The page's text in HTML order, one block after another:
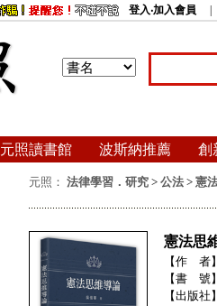
登入‧加入會員
元照讀書館 波斯納推薦 創
元照： 法律學習．研究 > 公法 > 憲
憲法思
【作 者
【書 號
【出版社